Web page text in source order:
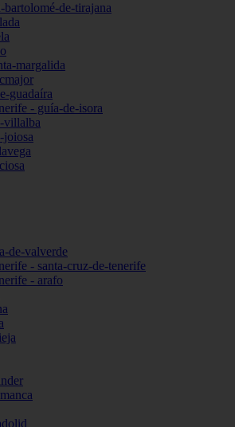
bartolomé-de-tirajana
margalida
guadaíra
- guía-de-isora
villalba
joiosa
de-valverde
- santa-cruz-de-tenerife
- arafo